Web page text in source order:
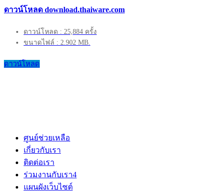
ดาวน์โหลด download.thaiware.com
ดาวน์โหลด : 25,884 ครั้ง
ขนาดไฟล์ : 2.902 MB.
ดาวน์โหลด
ศูนย์ช่วยเหลือ
เกี่ยวกับเรา
ติดต่อเรา
ร่วมงานกับเรา4
แผนผังเว็บไซต์